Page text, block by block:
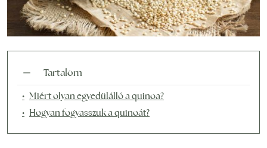
Tartalom
Miért olyan egyedülálló a quinoa?
Hogyan fogyasszuk a quinoát?